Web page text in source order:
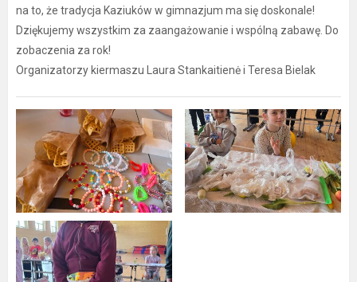
na to, że tradycja Kaziuków w gimnazjum ma się doskonale!
Dziękujemy wszystkim za zaangażowanie i wspólną zabawę. Do
zobaczenia za rok!
Organizatorzy kiermaszu Laura Stankaitienė i Teresa Bielak